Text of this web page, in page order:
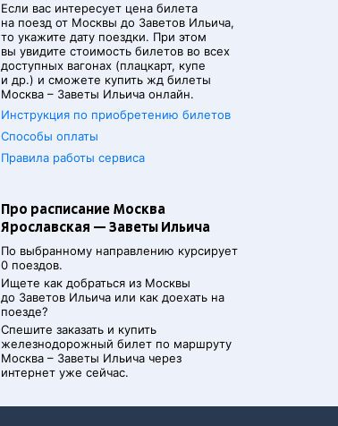
Если вас интересует цена билета
на поезд от Москвы до Заветов Ильича,
то укажите дату поездки. При этом
вы увидите стоимость билетов во всех
доступных вагонах (плацкарт, купе
и др.) и сможете купить жд билеты
Москва – Заветы Ильича онлайн.
Инструкция по приобретению билетов
Способы оплаты
Правила работы сервиса
Про расписание Москва
Ярославская — Заветы Ильича
По выбранному направлению курсирует
0 поездов.
Ищете как добраться из Москвы
до Заветов Ильича или как доехать на
поезде?
Спешите заказать и купить
железнодорожный билет по маршруту
Москва – Заветы Ильича через
интернет уже сейчас.